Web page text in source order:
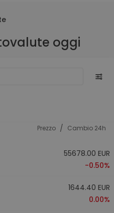
oggi
Prezzo / Cambio 24h
55678.00 EUR
-0.50%
1644.40 EUR
0.00%